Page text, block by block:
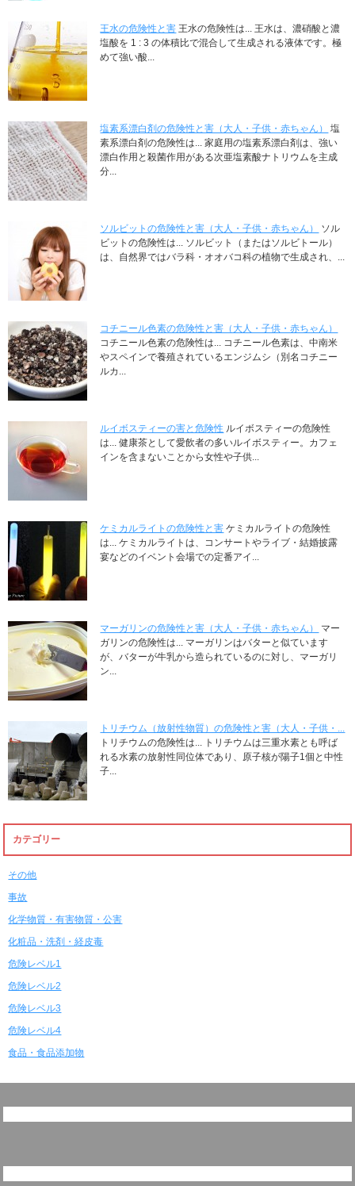
王水の危険性と害 王水の危険性は... 王水は、濃硝酸と濃
塩酸を 1 : 3 の体積比で混合して生成される液体です。極
めて強い酸...
塩素系漂白剤の危険性と害（大人・子供・赤ちゃん）
塩
素系漂白剤の危険性は... 家庭用の塩素系漂白剤は、強い
漂白作用と殺菌作用がある次亜塩素酸ナトリウムを主成
分...
ソルビットの危険性と害（大人・子供・赤ちゃん）
ソル
ビットの危険性は... ソルビット（またはソルビトール）
は、自然界ではバラ科・オオバコ科の植物で生成され、...
コチニール色素の危険性と害（大人・子供・赤ちゃん）
コチニール色素の危険性は... コチニール色素は、中南米
やスペインで養殖されているエンジムシ（別名コチニー
ルカ...
ルイボスティーの害と危険性 ルイボスティーの危険性
は... 健康茶として愛飲者の多いルイボスティー。カフェ
インを含まないことから女性や子供...
ケミカルライトの危険性と害 ケミカルライトの危険性
は... ケミカルライトは、コンサートやライブ・結婚披露
宴などのイベント会場での定番アイ...
マーガリンの危険性と害（大人・子供・赤ちゃん）
マー
ガリンの危険性は... マーガリンはバターと似ています
が、バターが牛乳から造られているのに対し、マーガリ
ン...
トリチウム（放射性物質）の危険性と害（大人・子供・...
トリチウムの危険性は... トリチウムは三重水素とも呼ば
れる水素の放射性同位体であり、原子核が陽子1個と中性
子...
カテゴリー
その他
事故
化学物質・有害物質・公害
化粧品・洗剤・経皮毒
危険レベル1
危険レベル2
危険レベル3
危険レベル4
食品・食品添加物